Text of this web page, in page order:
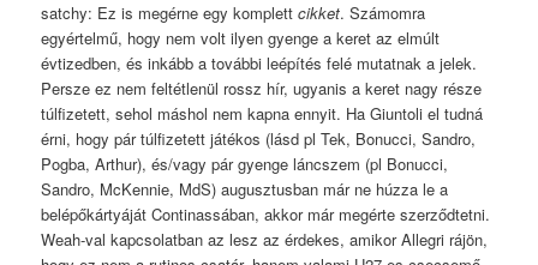
satchy: Ez is megérne egy komplettcikket. Számomra
egyértelmű, hogy nem volt ilyen gyenge a keret az elmúlt
évtizedben, és inkább a további leépítés felé mutatnak a jelek.
Persze ez nem feltétlenül rossz hír, ugyanis a keret nagy része
túlfizetett, sehol máshol nem kapna ennyit. Ha Giuntoli el tudná
érni, hogy pár túlfizetett játékos (lásd pl Tek, Bonucci, Sandro,
Pogba, Arthur), és/vagy pár gyenge láncszem (pl Bonucci,
Sandro, McKennie, MdS) augusztusban már ne húzza le a
belépőkártyáját Continassában, akkor már megérte szerződtetni.
Weah-val kapcsolatban az lesz az érdekes, amikor Allegri rájön,